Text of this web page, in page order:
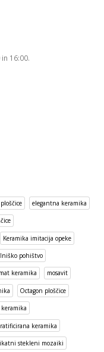
16:00.
elegantna keramika
Keramika imitacija opeke
pohištvo
mat keramika mosavit
Octagon ploščice
ratificirana keramika
stekleni mozaiki